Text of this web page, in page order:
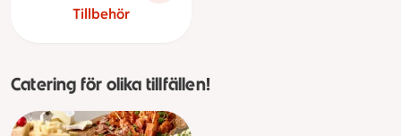
Tillbehör
Catering för olika tillfällen!